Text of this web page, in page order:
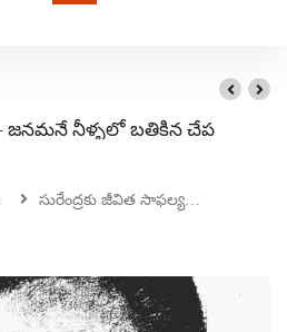
జనమనే నీళ్ళలో బతికిన చేప
సురేంద్రకు జీవిత సాఫల్య…